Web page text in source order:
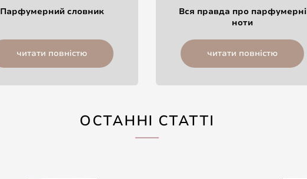
Парфумерний словник
читати повністю
Вся правда про парфумерні
ноти
читати повністю
ОСТАННІ СТАТТІ